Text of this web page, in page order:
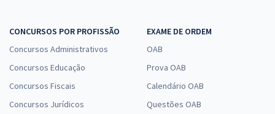
CONCURSOS POR PROFISSÃO
Concursos Administrativos
Concursos Educação
Concursos Fiscais
Concursos Jurídicos
EXAME DE ORDEM
OAB
Prova OAB
Calendário OAB
Questões OAB